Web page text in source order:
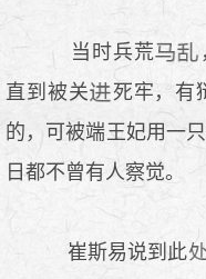
当时兵荒
直到被关
死牢，有
的，可被端王妃用一
日都不曾有人察觉。
崔斯易说到此